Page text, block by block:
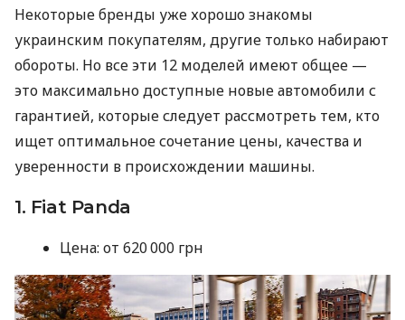
Некоторые бренды уже хорошо знакомы
украинским покупателям, другие только набирают
обороты. Но все эти 12 моделей имеют общее —
это максимально доступные новые автомобили с
гарантией, которые следует рассмотреть тем, кто
ищет оптимальное сочетание цены, качества и
уверенности в происхождении машины.
1. Fiat Panda
Цена: от 620 000 грн